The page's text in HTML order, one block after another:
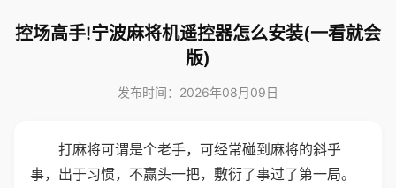
控场高手!宁波麻将机遥控器怎么安装(一看就会
版)
发布时间：2026年08月09日
打麻将可谓是个老手，可经常碰到麻将的斜乎
事，出于习惯，不赢头一把，敷衍了事过了第一局。